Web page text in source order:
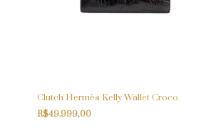
Clutch Hermès Kelly Wallet Croco
R$49.999,00